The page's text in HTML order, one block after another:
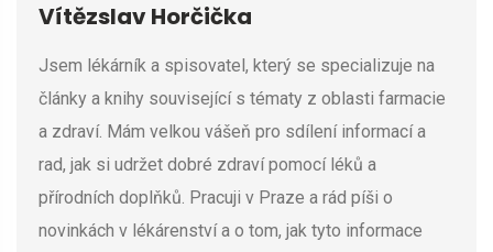
Vítězslav Horčička
Jsem lékárník a spisovatel, který se specializuje na
články a knihy související s tématy z oblasti farmacie
a zdraví. Mám velkou vášeň pro sdílení informací a
rad, jak si udržet dobré zdraví pomocí léků a
přírodních doplňků. Pracuji v Praze a rád píši o
novinkách v lékárenství a o tom, jak tyto informace